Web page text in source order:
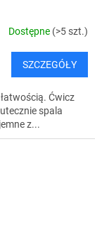
Dostępne (>5 szt.)
SZCZEGÓŁY
Ćwicz
spala
z...